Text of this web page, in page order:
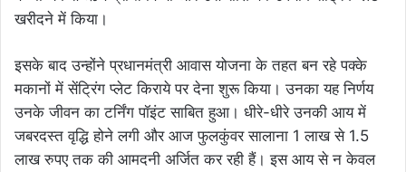
खरीदने में किया।
इसके बाद उन्होंने प्रधानमंत्री आवास योजना के तहत बन रहे पक्के
मकानों में सेंट्रिंग प्लेट किराये पर देना शुरू किया। उनका यह निर्णय
उनके जीवन का टर्निंग पॉइंट साबित हुआ। धीरे-धीरे उनकी आय में
जबरदस्त वृद्धि होने लगी और आज फुलकुंवर सालाना 1 लाख से 1.5
लाख रुपए तक की आमदनी अर्जित कर रही हैं। इस आय से न केवल